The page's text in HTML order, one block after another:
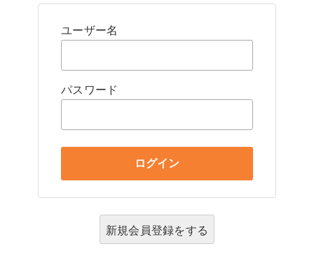
ユーザー名
パスワード
新規会員登録をする